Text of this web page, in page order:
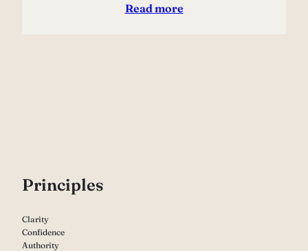
Read more
Principles
Clarity
Confidence
Authority